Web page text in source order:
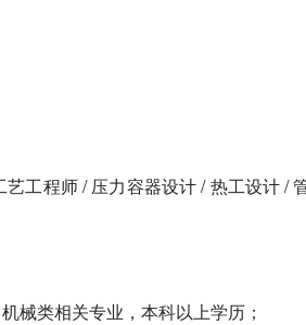
工程师 / 压力容器设计 / 热工设计 /
械类相关专业，本科以上学历；